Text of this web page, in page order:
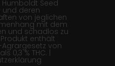
Humboldt Seed
deren
von jeglichen
mit dem
und schadlos zu
enthält
von
0,3 % THC. |